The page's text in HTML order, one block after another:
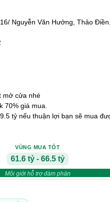
Nguyễn Văn Hưởng, Thảo
mở cửa nhé
70% giá mua.
tỷ nếu thuận lợi bạn sẽ mua
VÙNG MUA TỐT
61.6 tỷ - 66.5 tỷ
Môi giới hỗ trợ đàm phán